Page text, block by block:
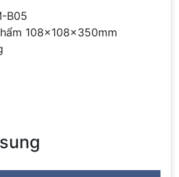
B05
108x108x350mm